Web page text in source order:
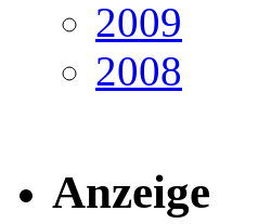
2009
2008
Anzeige